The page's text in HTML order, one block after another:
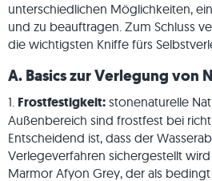
unterschiedlichen Möglichkeiten,
und zu beauftragen. Zum Schluss
die wichtigsten Kniffe fürs
A. Basics zur Verlegung von
1. Frostfestigkeit: stonenaturelle
Außenbereich sind frostfest bei
Entscheidend ist, dass der
Verlegeverfahren sichergestellt
Marmor Afyon Grey, der als